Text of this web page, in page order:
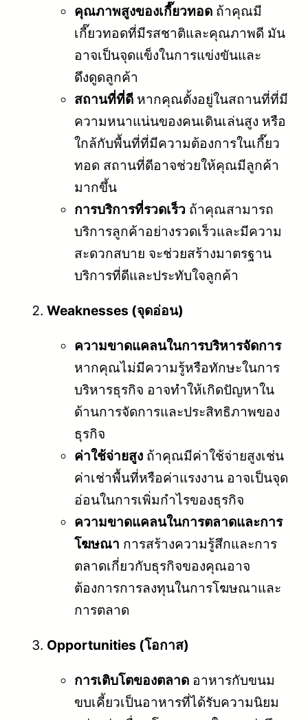
คุณภาพสูงของเกี๊ยวทอด ถ้าคุณมี
เกี๊ยวทอดที่มีรสชาติและคุณภาพดี มัน
อาจเป็นจุดแข็งในการแข่งขันและ
ดึงดูดลูกค้า
สถานที่ที่ดี หากคุณตั้งอยู่ในสถานที่ที่มี
ความหนาแน่นของคนเดินเล่นสูง หรือ
ใกล้กับพื้นที่ที่มีความต้องการในเกี๊ยว
ทอด สถานที่ดีอาจช่วยให้คุณมีลูกค้า
มากขึ้น
การบริการที่รวดเร็ว ถ้าคุณสามารถ
บริการลูกค้าอย่างรวดเร็วและมีความ
สะดวกสบาย จะช่วยสร้างมาตรฐาน
บริการที่ดีและประทับใจลูกค้า
Weaknesses (จุดอ่อน)
ความขาดแคลนในการบริหารจัดการ
หากคุณไม่มีความรู้หรือทักษะในการ
บริหารธุรกิจ อาจทำให้เกิดปัญหาใน
ด้านการจัดการและประสิทธิภาพของ
ธุรกิจ
ค่าใช้จ่ายสูง ถ้าคุณมีค่าใช้จ่ายสูงเช่น
ค่าเช่าพื้นที่หรือค่าแรงงาน อาจเป็นจุด
อ่อนในการเพิ่มกำไรของธุรกิจ
ความขาดแคลนในการตลาดและการ
โฆษณา การสร้างความรู้สึกและการ
ตลาดเกี่ยวกับธุรกิจของคุณอาจ
ต้องการการลงทุนในการโฆษณาและ
การตลาด
Opportunities (โอกาส)
การเติบโตของตลาด อาหารกับขนม
ขบเคี้ยวเป็นอาหารที่ได้รับความนิยม